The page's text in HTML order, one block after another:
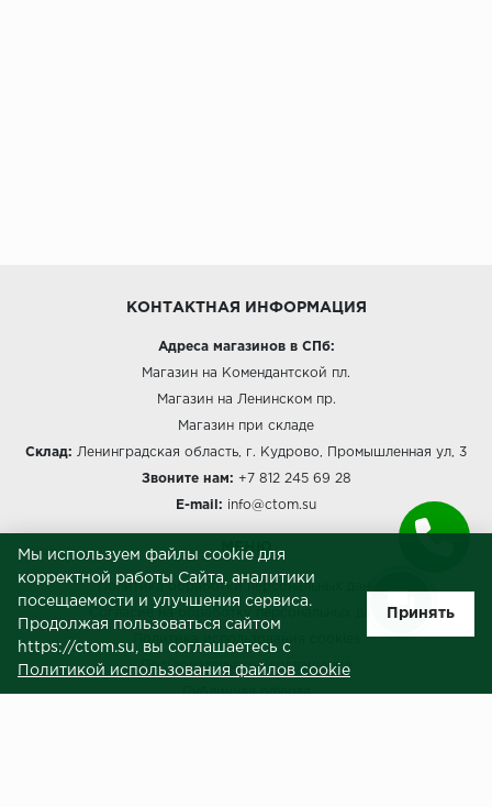
КОНТАКТНАЯ ИНФОРМАЦИЯ
Адреса магазинов в СПб:
Магазин на Комендантской пл.
Магазин на Ленинском пр.
Магазин при складе
Склад: Ленинградская область, г. Кудрово, Промышленная ул, 3
Звоните нам: +7 812 245 69 28
E-mail: info@ctom.su
МЕНЮ
Политика обработки персональных данных
Согласие на обработку персональных данных
Пользовательское соглашение
Публичная оферта
Мы используем файлы cookie для
корректной работы Сайта, аналитики
посещаемости и улучшения сервиса.
Продолжая пользоваться сайтом
https://ctom.su, вы соглашаетесь с
Политикой использования файлов cookie
Принять